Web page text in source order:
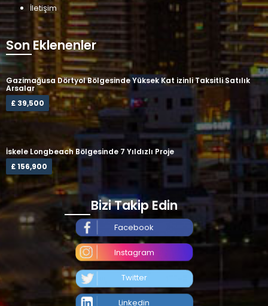
İletişim
Son Eklenenler
Gazimağusa Dörtyol Bölgesinde Yüksek Kat izinli Taksitli Satılık
Arsalar
£ 39,500
İskele Longbeach Bölgesinde 7 Yıldızlı Proje
£ 156,900
Bizi Takip Edin
Facebook
Instagram
Twitter
Linkedin